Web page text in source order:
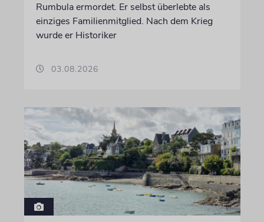
Rumbula ermordet. Er selbst überlebte als
einziges Familienmitglied. Nach dem Krieg
wurde er Historiker
03.08.2026